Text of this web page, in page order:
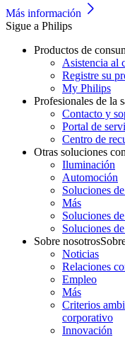
Más información
Sigue a Philips
Productos de
Asistencia al
Registre su
My Philips
Profesionales de la
Contacto y
Portal de
Centro de
Otras soluciones
Iluminación
Automoción
Soluciones
Más
Soluciones
Soluciones
Sobre nosotros
Noticias
Relaciones
Empleo
Más
Criterios
corporativo
Innovación